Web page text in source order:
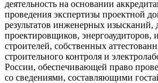
деятельность на основании
проведения экспертизы проектной
результатов инженерных
проектировщиков, энергоаудиторов,
строителей, собственных
строительного контроля и
России, обеспечивающей право
со сведениями, составляющими